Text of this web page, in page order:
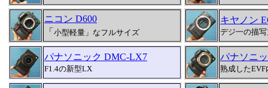
ニコン D600
「 小型軽量」なフルサイズ
キヤノン
デジ一の描
パナソニック DMC-LX7
F1.4の新型LX
パナソニ
熟成した